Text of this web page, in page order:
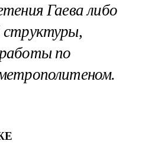
Гаева либо
структуры,
по